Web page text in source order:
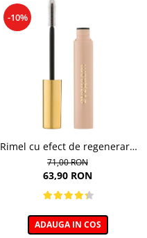
-10%
Rimel cu efect de regenerare
a genelor, Eyegasm Mascara -
8ml
71,00 RON
63,90 RON
ADAUGA IN COS